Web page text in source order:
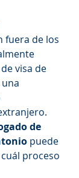
fuera de los
visa de
de
puede
proceso